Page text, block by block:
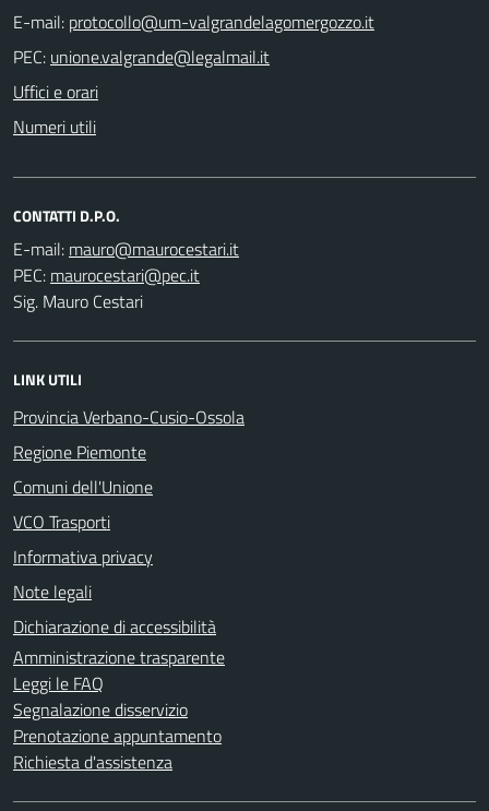
E-mail:
PEC:
Uffici e orari
Numeri utili
CONTATTI D.P.O.
E-mail:
PEC:
Sig. Mauro Cestari
LINK UTILI
Provincia Verbano-Cusio-Ossola
Regione Piemonte
Comuni dell'Unione
VCO Trasporti
Informativa privacy
Note legali
Dichiarazione di accessibilità
Amministrazione trasparente
Leggi le FAQ
Segnalazione disservizio
Prenotazione appuntamento
Richiesta d'assistenza